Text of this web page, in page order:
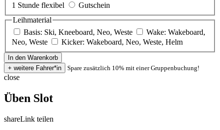
1 Stunde flexibel
Gutschein
Leihmaterial
Basis: Ski, Kneeboard, Neo, Weste
Wake: Wakeboard,
Neo, Weste
Kicker: Wakeboard, Neo, Weste, Helm
Spare zusätzlich 10% mit einer Gruppenbuchung!
close
Üben Slot
shareLink teilen